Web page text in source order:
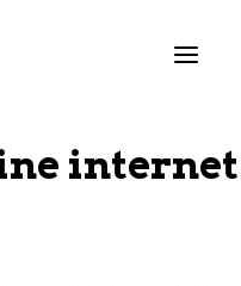
internet